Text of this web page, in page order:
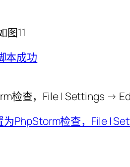
图11
检查，File | Settings →